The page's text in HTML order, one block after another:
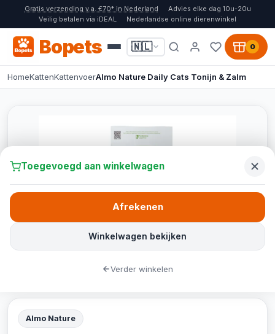
Gratis verzending v.a. €70* in Nederland
Advies elke dag 10u-20u
Veilig betalen via iDEAL
Nederlandse online dierenwinkel
Bopets 🇳🇱 0
HomeKattenKattenvoerAlmo Nature Daily Cats Tonijn & Zalm
Almo Nature
Toegevoegd aan winkelwagen
Winkelwagen bekijken
Afrekenen
Verder winkelen